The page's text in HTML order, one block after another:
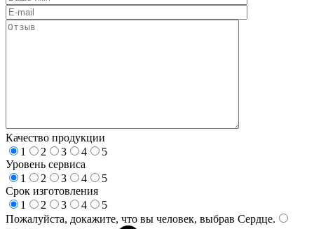
Качество продукции
1
2 3 4
5
Уровень сервиса
1
2 3 4
5
Срок изготовления
1
2 3 4
5
Пожалуйста, докажите, что вы человек, выбрав Сердце.